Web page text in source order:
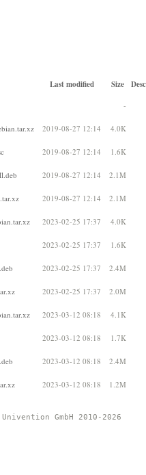
Last modified Size
-
2019-08-27 12:14 4.0K
2019-08-27 12:14 1.6K
2019-08-27 12:14 2.1M
2019-08-27 12:14 2.1M
2023-02-25 17:37 4.0K
2023-02-25 17:37 1.6K
2023-02-25 17:37 2.4M
2023-02-25 17:37 2.0M
2023-03-12 08:18 4.1K
2023-03-12 08:18 1.7K
2023-03-12 08:18 2.4M
2023-03-12 08:18 1.2M
GmbH 2010-2026